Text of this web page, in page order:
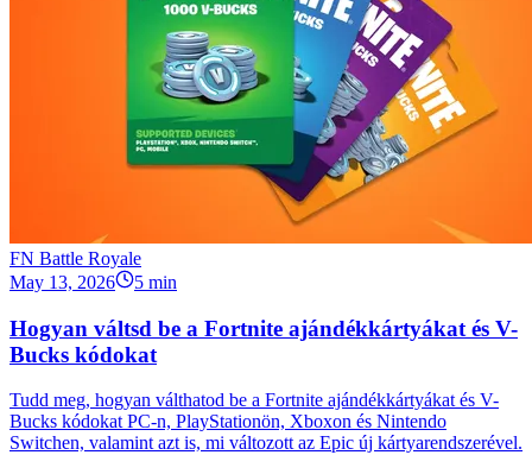
FN Battle Royale
May 13, 2026
5 min
Hogyan váltsd be a Fortnite ajándékkártyákat és V-
Bucks kódokat
Tudd meg, hogyan válthatod be a Fortnite ajándékkártyákat és V-
Bucks kódokat PC-n, PlayStationön, Xboxon és Nintendo
Switchen, valamint azt is, mi változott az Epic új kártyarendszerével.